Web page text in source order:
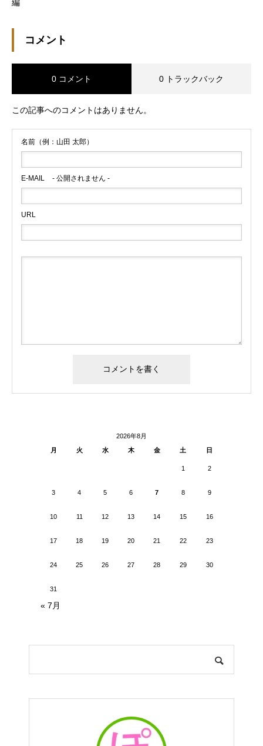
編
コメント
0 コメント 0 トラックバック
この記事へのコメントはありません。
名前（例：山田 太郎）
E-MAIL - 公開されません -
URL
2026年8月
月
火 水 木 金 土 日
1 2
3 4 5 6 7 8 9
10 11 12 13 14 15 16
17 18 19 20 21 22 23
24 25 26 27 28 29 30
31
« 7月